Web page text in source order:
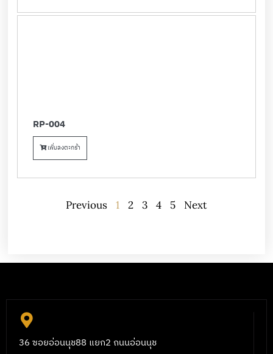
RP-004
เพิ่มลงตะกร้า
Previous 1 2 3 4 5 Next
36 ซอยอ่อนนุช88 แยก2 ถนนอ่อนนุช